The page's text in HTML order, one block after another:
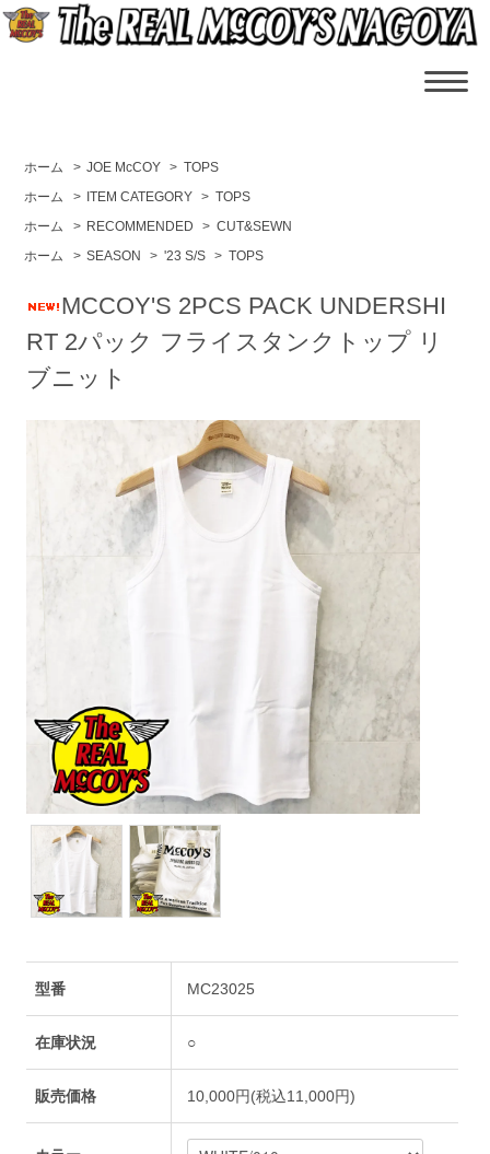
ホーム > JOE McCOY > TOPS
ホーム
> ITEM CATEGORY > TOPS
ホーム
> RECOMMENDED > CUT&SEWN
ホーム
> SEASON > '23 S/S > TOPS
MCCOY'S 2PCS PACK UNDERSHI
RT 2パック フライスタンクトップ リ
ブニット
型番 MC23025
在庫状況 ○
販売価格 10,000円(税込11,000円)